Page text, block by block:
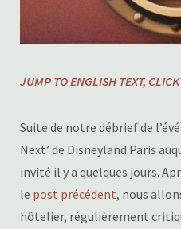
JUMP TO ENGLISH TEXT,
Suite de notre débrief de
Next’ de Disneyland Paris
invité il y a quelques jours.
le post précédent, nous
hôtelier, régulièrement